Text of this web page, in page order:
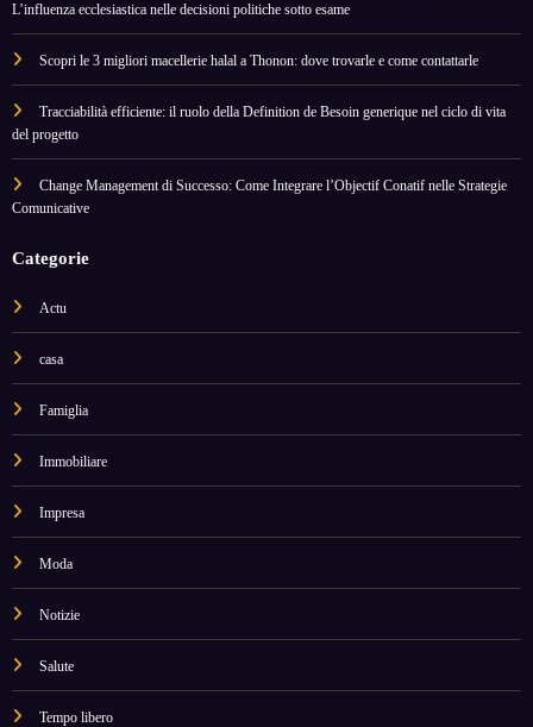
L’influenza ecclesiastica nelle decisioni politiche sotto esame
Scopri le 3 migliori macellerie halal a Thonon: dove trovarle e come contattarle
Tracciabilità efficiente: il ruolo della Definition de Besoin generique nel ciclo di vita
del progetto
Change Management di Successo: Come Integrare l’Objectif Conatif nelle Strategie
Comunicative
Categorie
Actu
casa
Famiglia
Immobiliare
Impresa
Moda
Notizie
Salute
Tempo libero